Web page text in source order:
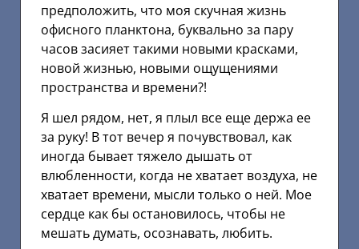
предположить, что моя скучная жизнь
офисного планктона, буквально за пару
часов засияет такими новыми красками,
новой жизнью, новыми ощущениями
пространства и времени?!
Я шел рядом, нет, я плыл все еще держа ее
за руку! В тот вечер я почувствовал, как
иногда бывает тяжело дышать от
влюбленности, когда не хватает воздуха, не
хватает времени, мысли только о ней. Мое
сердце как бы остановилось, чтобы не
мешать думать, осознавать, любить.